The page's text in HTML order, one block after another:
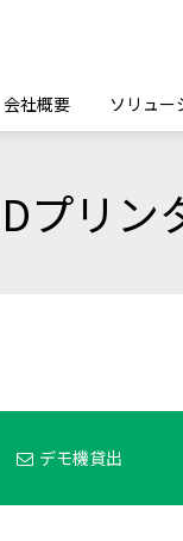
会社概要 ソリュー
プリン
デモ機貸出